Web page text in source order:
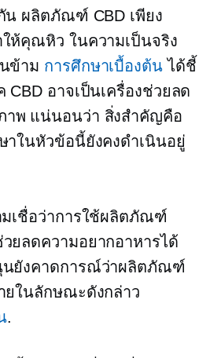
น ผลิตภัณฑ์ CBD เพียง
ให้คุณหิว ในความเป็นจริง
ข้าม การศึกษาเบื้องต้นได้ชี้
CBD อาจเป็นเครื่องช่วยลด
าพ แน่นอนว่า สิ่งสำคัญคือ
าในหัวข้อนี้ยังคงดำเนินอยู่
มเชื่อว่าการใช้ผลิตภัณฑ์
ยลดความอยากอาหารได้
ยังคาดการณ์ว่าผลิตภัณฑ์
ยในลักษณะดังกล่าว
.